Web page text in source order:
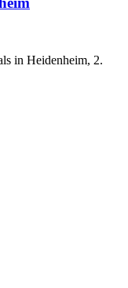
in Heidenheim, 2.